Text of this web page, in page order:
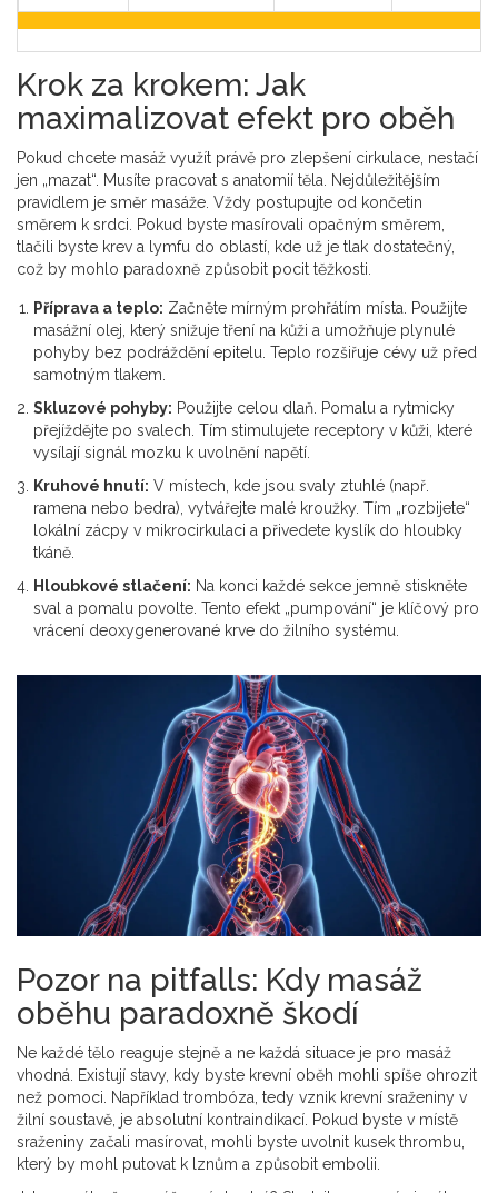
Krok za krokem: Jak
maximalizovat efekt pro oběh
Pokud chcete masáž využít právě pro zlepšení cirkulace, nestačí
jen „mazat“. Musíte pracovat s anatomií těla. Nejdůležitějším
pravidlem je směr masáže. Vždy postupujte od končetin
směrem k srdci. Pokud byste masírovali opačným směrem,
tlačili byste krev a lymfu do oblastí, kde už je tlak dostatečný,
což by mohlo paradoxně způsobit pocit těžkosti.
Příprava a teplo: Začněte mírným prohřátím místa. Použijte
masážní olej , který snižuje tření na kůži a umožňuje plynulé
pohyby bez podráždění epitelu . Teplo rozšiřuje cévy už před
samotným tlakem.
Skluzové pohyby: Použijte celou dlaň. Pomalu a rytmicky
přejíždějte po svalech. Tím stimulujete receptory v kůži, které
vysílají signál mozku k uvolnění napětí.
Kruhové hnutí: V místech, kde jsou svaly ztuhlé (např.
ramena nebo bedra), vytvářejte malé kroužky. Tím „rozbijete“
lokální zácpy v mikrocirkulaci a přivedete kyslík do hloubky
tkáně.
Hloubkové stlačení: Na konci každé sekce jemně stiskněte
sval a pomalu povolte. Tento efekt „pumpování“ je klíčový pro
vrácení deoxygenerované krve do žilního systému.
Pozor na pitfalls: Kdy masáž
oběhu paradoxně škodí
Ne každé tělo reaguje stejně a ne každá situace je pro masáž
vhodná. Existují stavy, kdy byste krevní oběh mohli spíše ohrozit
než pomoci. Například trombóza, tedy vznik krevní sraženiny v
žilní soustavě, je absolutní kontraindikací. Pokud byste v místě
sraženiny začali masírovat, mohli byste uvolnit kusek thrombu,
který by mohl putovat k lznům a způsobit embolii.